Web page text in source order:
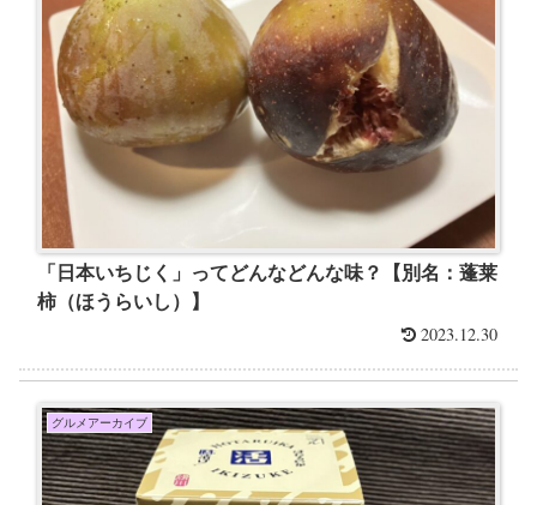
「日本いちじく」ってどんなどんな味？【別名：蓬莱
柿（ほうらいし）】
2023.12.30
グルメアーカイブ